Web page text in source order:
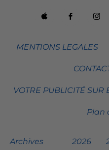
MENTIONS LEGALES
VOTRE PUBLICITÉ SUR
Plan
Archives 2026